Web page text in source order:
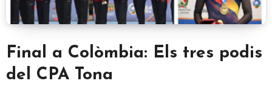
Final a Colòmbia: Els tres podis
del CPA Tona